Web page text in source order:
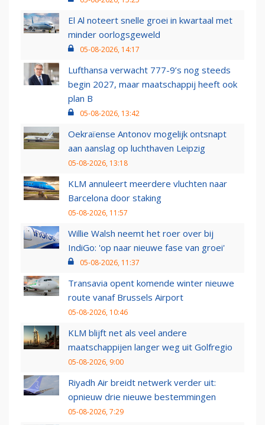
El Al noteert snelle groei in kwartaal met
minder oorlogsgeweld
05-08-2026, 14:17
Lufthansa verwacht 777-9’s nog steeds
begin 2027, maar maatschappij heeft ook
plan B
05-08-2026, 13:42
Oekraïense Antonov mogelijk ontsnapt
aan aanslag op luchthaven Leipzig
05-08-2026, 13:18
KLM annuleert meerdere vluchten naar
Barcelona door staking
05-08-2026, 11:57
Willie Walsh neemt het roer over bij
IndiGo: 'op naar nieuwe fase van groei'
05-08-2026, 11:37
Transavia opent komende winter nieuwe
route vanaf Brussels Airport
05-08-2026, 10:46
KLM blijft net als veel andere
maatschappijen langer weg uit Golfregio
05-08-2026, 9:00
Riyadh Air breidt netwerk verder uit:
opnieuw drie nieuwe bestemmingen
05-08-2026, 7:29